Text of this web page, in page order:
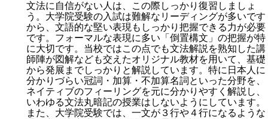
文法に自信がない人は、この際しっかり復習しましょ
う。大学院受験の入試は難解なリーディングが多いです
から、文語的な堅い表現もしっかり把握できる力が必要
です。フォーマルな表現に多い「倒置構文」の把握が特
に大切です。当校ではこの点でも文法解説を熟知した講
師陣が図解なども交えたオリジナル教材を用いて、基礎
から発展までしっかりと解説しています。特に日本人に
分かりづらい冠詞・加算・不加算名詞といった分野を、
ネイティブのフィーリングを元に分かりやすく解説し、
いわゆる文法丸暗記の授業はしないようにしています。
また、大学院受験では、一文が３行や４行になるような